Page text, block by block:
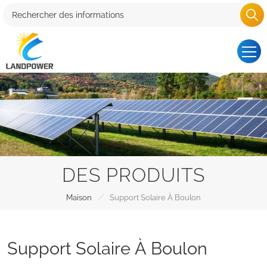
DES PRODUITS
Maison / Support Solaire À Boulon
Support Solaire À Boulon